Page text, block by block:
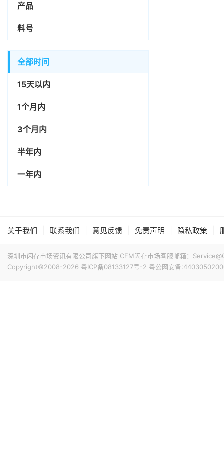
产品
料号
全部时间
15天以内
1个月内
3个月内
半年内
一年内
关于我们 联系我们 意见反馈 免责声明 隐私政策
深圳市闪存市场资讯有限公司旗下网站 CFM闪存市场客服邮箱：
Copyright©2008-2026 粤ICP备08133127号-2 粤公网安备